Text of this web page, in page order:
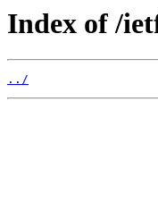
Index of /
../